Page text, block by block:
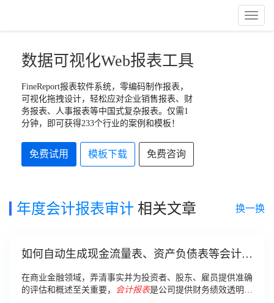
Toggle
数据可视化Web报表工具
FineReport报表软件系统，零编码制作报表，
可视化拖拽设计，轻松应对企业销售报表、财
务报表、人事报表等中国式复杂报表。仅需1
分钟，即可获得233个行业的案例和模板！
免费试用 模板下载 免费咨询
年度会计报表审计 相关文章 换一换
如何自动生成现金流量表、资产负债表等会计报
表？
在商业金融领域，弄清事实并为投资者、股东、雇员提供准确
的评估和概述至关重要，
会计报表是公司提供财务绩效透明性